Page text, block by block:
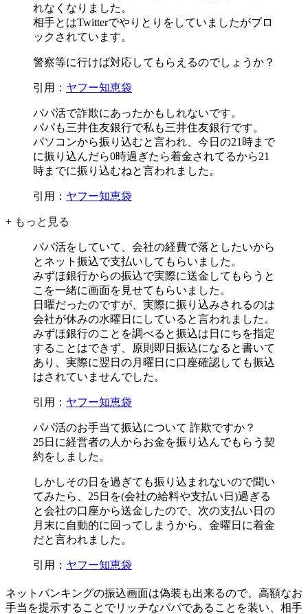
れなくなりました。
相手とはTwitterでやりとりをしていましたがブロ
ックされています。
警察等に行けば対応してもらえるのでしょうか？
引用： ヤフー知恵袋
パパ活で詐欺にあったかもしれないです。
パパも三井住友銀行で私も三井住友銀行です。
パソコンから振り込むと言われ、今日の21時まで
に振り込んだら0時過ぎたら着金されてるから21
時までに振り込むねと言われました。
引用： ヤフー知恵袋
+ もっと見る
パパ活をしていて、会社の経費で落としたいから
とネット振込で支払いしてもらいました。
みずほ銀行からの振込で実際に送金してもらうと
こを一緒に画面を見せてもらいました。
日曜だったのですが、実際に振り込みされるのは
会社が休みの水曜日にしていると言われました。
みずほ銀行のことを調べると振込は日にちを指定
することはできず、原則即日振込になると書いて
あり、 実際に翌日の月曜日に口座確認しても振込
はされていませんでした。
引用： ヤフー知恵袋
パパ活のお手当て振込について 詐欺ですか？
25日に経営者の人からお金を振り込んでもらう契
約をしました。
しかしその日を過ぎても振り込まれないので聞い
てみたら、25日を(会社の給料や支払い日)過ぎる
と会社の口座から送金したので、次の支払い日の
月末に自動的に回ってしまうから、金曜日に着金
だと言われました。
引用： ヤフー知恵袋
ネットバンキングの振込画面は偽装も出来るので、高額なお
手当を提示することでリッチなパパであることを装い、相手